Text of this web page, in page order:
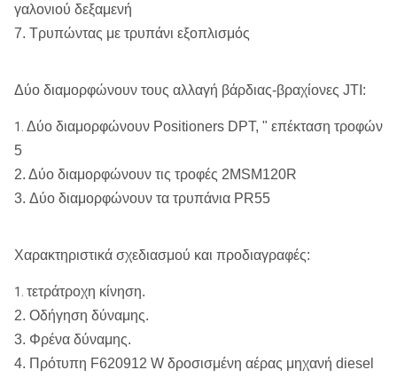
γαλονιού δεξαμενή
7. Τρυπώντας με τρυπάνι εξοπλισμός
Δύο διαμορφώνουν τους αλλαγή βάρδιας-βραχίονες JTI:
1. Δύο διαμορφώνουν Positioners DPT, " επέκταση τροφών
5
2. Δύο διαμορφώνουν τις τροφές 2MSM120R
3. Δύο διαμορφώνουν τα τρυπάνια PR55
Χαρακτηριστικά σχεδιασμού και προδιαγραφές:
1. τετράτροχη κίνηση.
2. Οδήγηση δύναμης.
3. Φρένα δύναμης.
4. Πρότυπη F620912 W δροσισμένη αέρας μηχανή diesel